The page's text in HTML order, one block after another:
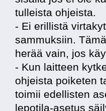
tulleista ohjeista.
- Ei erillistä
sammuksiin.
herää vain, jos
- Kun laitteen
ohjeista poiketen
toimii edellisten
lepotila-asetus